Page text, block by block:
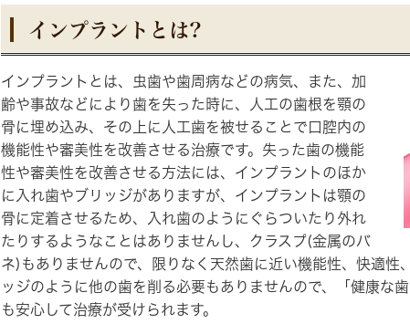
インプラントとは?
インプラントとは、虫歯や歯周病などの病気、また、加
齢や事故などにより歯を失った時に、人工の歯根を顎の
骨に埋め込み、その上に人工歯を被せることで口腔内の
機能性や審美性を改善させる治療です。失った歯の機能
性や審美性を改善させる方法には、インプラントのほか
に入れ歯やブリッジがありますが、 インプラントは顎の
骨に定着させるため、入れ歯のようにぐらついたり外れ
たりするようなことはありません し、クラスプ(金属のバ
ネ)もありませんので、限りなく 天然歯に近い機能性、快適性
ッジのように他の歯を削る必要もありませんので、「健康な
も安心して治療が受けられます。